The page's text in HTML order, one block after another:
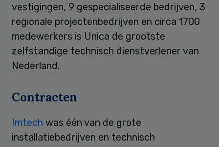
vestigingen, 9 gespecialiseerde bedrijven, 3
regionale projectenbedrijven en circa 1700
medewerkers is Unica de grootste
zelfstandige technisch dienstverlener van
Nederland.
Contracten
Imtech was één van de grote
installatiebedrijven en technisch